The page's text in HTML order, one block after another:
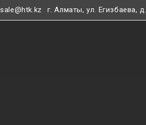
sale@htk.kz г. Алматы, ул. Егизбаева,